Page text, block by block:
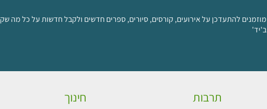
מוזמנים להתעדכן על אירועים, קורסים, סיורים, ספרים חדשים ולקבל חדשות על כל מה
ב'יד'
תרבות חינוך